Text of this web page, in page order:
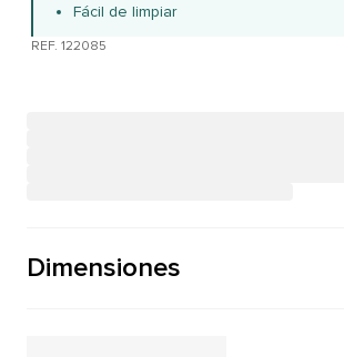
Fácil de limpiar
REF. 122085
Dimensiones